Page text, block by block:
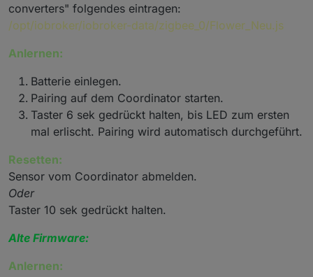
converters" folgendes eintragen:
/opt/iobroker/iobroker-data/zigbee_0/Flower_Neu.js
Anlernen:
Batterie einlegen.
Pairing auf dem Coordinator starten.
Taster 6 sek gedrückt halten, bis LED zum ersten
mal erlischt. Pairing wird automatisch durchgeführt.
Resetten:
Sensor vom Coordinator abmelden.
Oder
Taster 10 sek gedrückt halten.
Alte Firmware:
Anlernen: